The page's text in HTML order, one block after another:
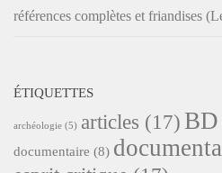
références complètes et friandises
ÉTIQUETTES
archéologie (5) articles (17) BD
documentaire (8)